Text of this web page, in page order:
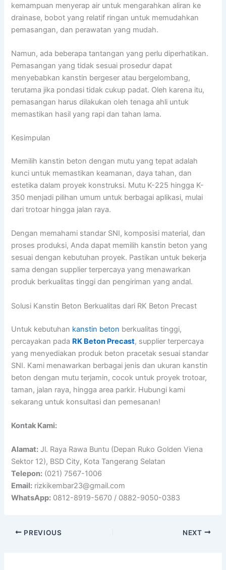
kemampuan menyerap air untuk mengarahkan aliran ke
drainase, bobot yang relatif ringan untuk memudahkan
pemasangan, dan perawatan yang mudah.
Namun, ada beberapa tantangan yang perlu diperhatikan.
Pemasangan yang tidak sesuai prosedur dapat
menyebabkan kanstin bergeser atau bergelombang,
terutama jika pondasi tidak cukup padat. Oleh karena itu,
pemasangan harus dilakukan oleh tenaga ahli untuk
memastikan hasil yang rapi dan tahan lama.
Kesimpulan
Memilih kanstin beton dengan mutu yang tepat adalah
kunci untuk memastikan keamanan, daya tahan, dan
estetika dalam proyek konstruksi. Mutu K-225 hingga K-
350 menjadi pilihan umum untuk berbagai aplikasi, mulai
dari trotoar hingga jalan raya.
Dengan memahami standar SNI, komposisi material, dan
proses produksi, Anda dapat memilih kanstin beton yang
sesuai dengan kebutuhan proyek. Pastikan untuk bekerja
sama dengan supplier terpercaya yang menawarkan
produk berkualitas tinggi dan pengiriman yang andal.
Solusi Kanstin Beton Berkualitas dari RK Beton Precast
Untuk kebutuhan kanstin beton berkualitas tinggi,
percayakan pada RK Beton Precast, supplier terpercaya
yang menyediakan produk beton pracetak sesuai standar
SNI. Kami menawarkan berbagai jenis dan ukuran kanstin
beton dengan mutu terjamin, cocok untuk proyek trotoar,
taman, jalan raya, hingga area parkir. Hubungi kami
sekarang untuk konsultasi dan pemesanan!
Kontak Kami:
Alamat: Jl. Raya Rawa Buntu (Depan Ruko Golden Viena
Sektor 12), BSD City, Kota Tangerang Selatan
Telepon: (021) 7567-1006
Email: rizkikembar23@gmail.com
WhatsApp: 0812-8919-5670 / 0882-9050-0383
PREVIOUS NEXT